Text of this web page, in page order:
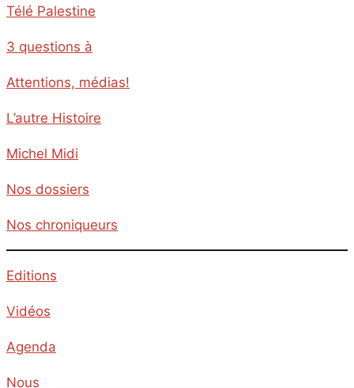
Télé Palestine
3 questions à
Attentions, médias!
L’autre Histoire
Michel Midi
Nos dossiers
Nos chroniqueurs
Editions
Vidéos
Agenda
Nous